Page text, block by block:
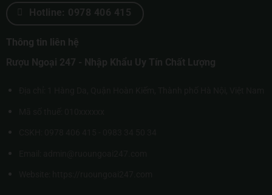
Hotline: 0978 406 415
Thông tin liên hệ
Rượu Ngoại 247 - Nhập Khẩu Uy Tín Chất Lượng